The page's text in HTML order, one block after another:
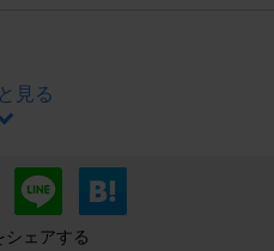
見る
シェアする